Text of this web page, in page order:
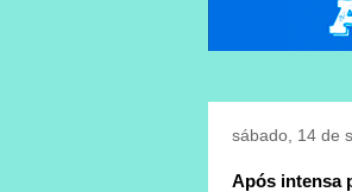
sábado, 14 de
Após intensa